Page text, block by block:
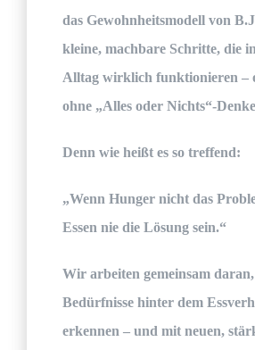
das Gewohnheitsmodell von
kleine, machbare Schritte, die
Alltag wirklich funktionieren –
ohne „Alles oder Nichts“-
Denn wie heißt es so treffend:
„Wenn Hunger nicht das
Essen nie die Lösung sein.“
Wir arbeiten gemeinsam
Bedürfnisse hinter dem
erkennen – und mit neuen,